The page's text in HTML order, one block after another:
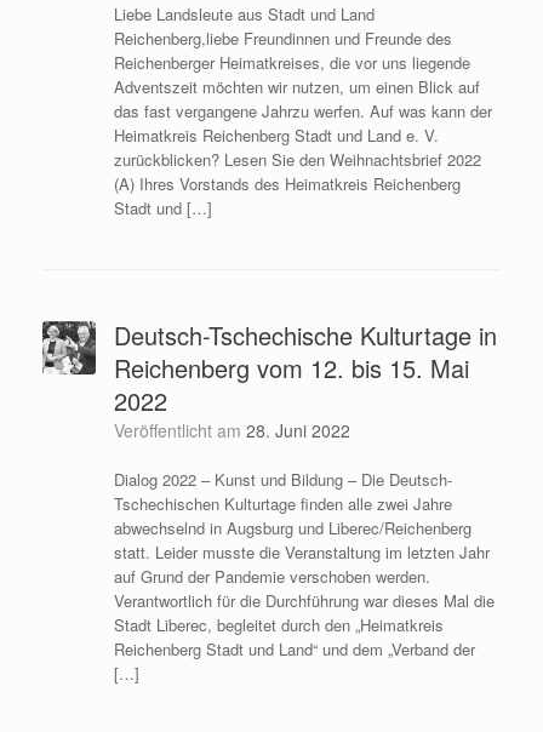
Liebe Landsleute aus Stadt und Land
Reichenberg,liebe Freundinnen und Freunde des
Reichenberger Heimatkreises, die vor uns liegende
Adventszeit möchten wir nutzen, um einen Blick auf
das fast vergangene Jahrzu werfen. Auf was kann der
Heimatkreis Reichenberg Stadt und Land e. V.
zurückblicken? Lesen Sie den Weihnachtsbrief 2022
(A) Ihres Vorstands des Heimatkreis Reichenberg
Stadt und […]
Deutsch-Tschechische Kulturtage in
Reichenberg vom 12. bis 15. Mai
2022
Veröffentlicht am 28. Juni 2022
Dialog 2022 – Kunst und Bildung – Die Deutsch-
Tschechischen Kulturtage finden alle zwei Jahre
abwechselnd in Augsburg und Liberec/Reichenberg
statt. Leider musste die Veranstaltung im letzten Jahr
auf Grund der Pandemie verschoben werden.
Verantwortlich für die Durchführung war dieses Mal die
Stadt Liberec, begleitet durch den „Heimatkreis
Reichenberg Stadt und Land“ und dem „Verband der
[…]